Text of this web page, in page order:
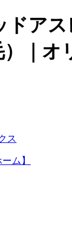
ア
｜オ